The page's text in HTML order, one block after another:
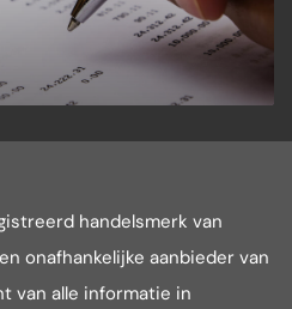
handelsmerk van
onafhankelijke aanbieder van
van alle informatie in